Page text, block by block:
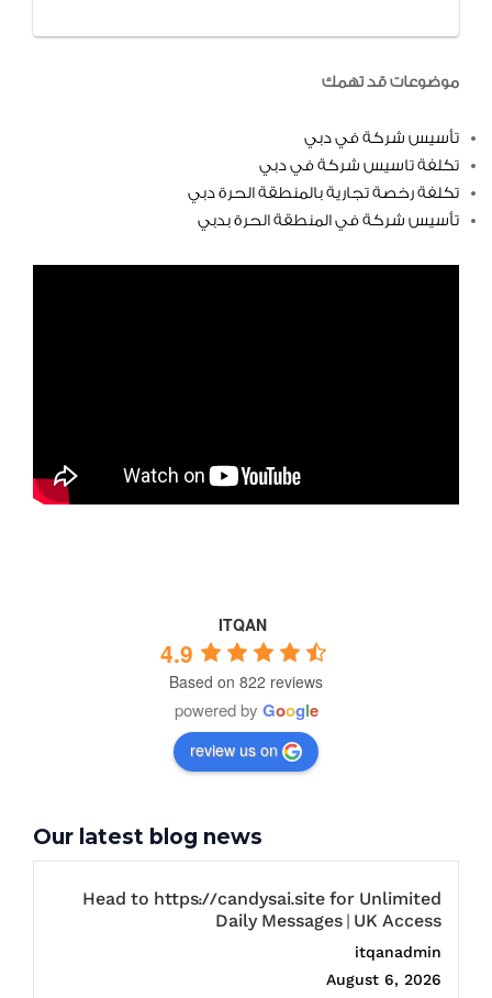
موضوعات قد تهمك
تأسيس شركة في دبي
تكلفة تاسيس شركة في دبي
تكلفة رخصة تجارية بالمنطقة الحرة دبي
تأسيس شركة في المنطقة الحرة بدبي
ITQAN
4.9
Based on 822 reviews
powered by Google
review us on
Our latest blog news
Head to https://candysai.site for Unlimited
Daily Messages | UK Access
itqanadmin
August 6, 2026